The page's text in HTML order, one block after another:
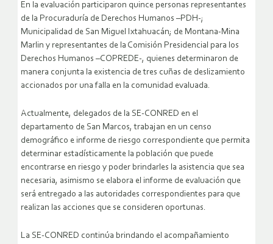
En la evaluación participaron quince personas representantes
de la Procuraduría de Derechos Humanos –PDH-;
Municipalidad de San Miguel Ixtahuacán; de Montana-Mina
Marlin y representantes de la Comisión Presidencial para los
Derechos Humanos –COPREDE-, quienes determinaron de
manera conjunta la existencia de tres cuñas de deslizamiento
accionados por una falla en la comunidad evaluada.
Actualmente, delegados de la SE-CONRED en el
departamento de San Marcos, trabajan en un censo
demográfico e informe de riesgo correspondiente que permita
determinar estadísticamente la población que puede
encontrarse en riesgo y poder brindarles la asistencia que sea
necesaria, asimismo se elabora el informe de evaluación que
será entregado a las autoridades correspondientes para que
realizan las acciones que se consideren oportunas.
La SE-CONRED continúa brindando el acompañamiento